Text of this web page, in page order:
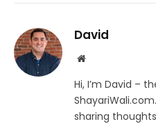
David
Website
Hi, I’m David –
sharing